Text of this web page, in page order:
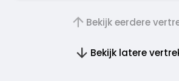
Bekijk eerdere
Bekijk latere